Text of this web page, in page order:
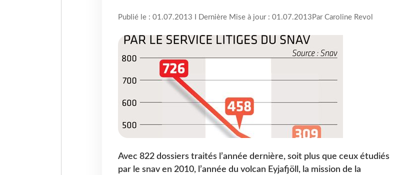
Publié le : 01.07.2013 I Dernière Mise à jour : 01.07.2013 Par Caroline Revol
Avec 822 dossiers traités l’année dernière, soit plus que ceux étudiés
par le snav en 2010, l’année du volcan Eyjafjöll, la mission de la